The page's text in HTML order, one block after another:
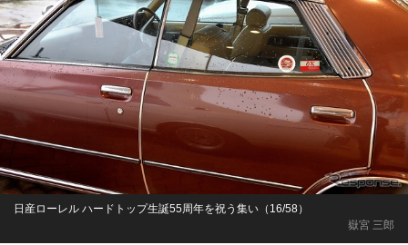
嶽宮 三郎
日産ローレル ハードトップ生誕55周年を祝う集い（16/58）